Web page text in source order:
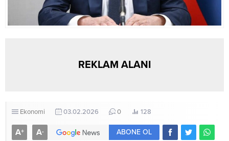
REKLAM ALANI
Ekonomi 03.02.2026 0 128
A+ A- ABONE OL